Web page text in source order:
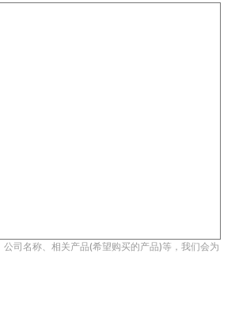
司名称、相关产品(希望购买的产品)等，我们会为